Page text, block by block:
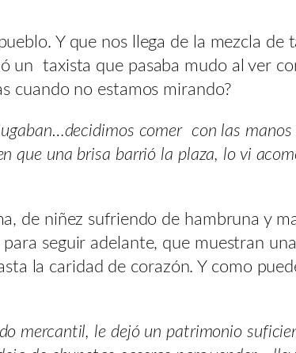
Y que nos llega de la mezcla de
un taxista que pasaba mudo al ver
cuando no estamos mirando?
comer con las manos
que una brisa barrió la plaza, lo vi
de niñez sufriendo de hambruna y
seguir adelante, que muestran
la caridad de corazón. Y como
mercantil, le dejó un patrimonio